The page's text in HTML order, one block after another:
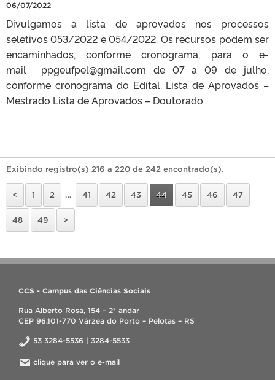
06/07/2022
Divulgamos a lista de aprovados nos processos
seletivos 053/2022 e 054/2022. Os recursos podem ser
encaminhados, conforme cronograma, para o e-
mail ppgeufpel@gmail.com de 07 a 09 de julho,
conforme cronograma do Edital. Lista de Aprovados –
Mestrado Lista de Aprovados – Doutorado
Exibindo registro(s) 216 a 220 de 242 encontrado(s).
< 1 2 … 41 42 43 44 45 46 47
48 49 >
CCS - Campus das Ciências Sociais
Rua Alberto Rosa, 154 – 2º andar
CEP 96.101-770 Várzea do Porto – Pelotas – RS
53 3284-5536 | 3284-5533
clique para ver o e-mail